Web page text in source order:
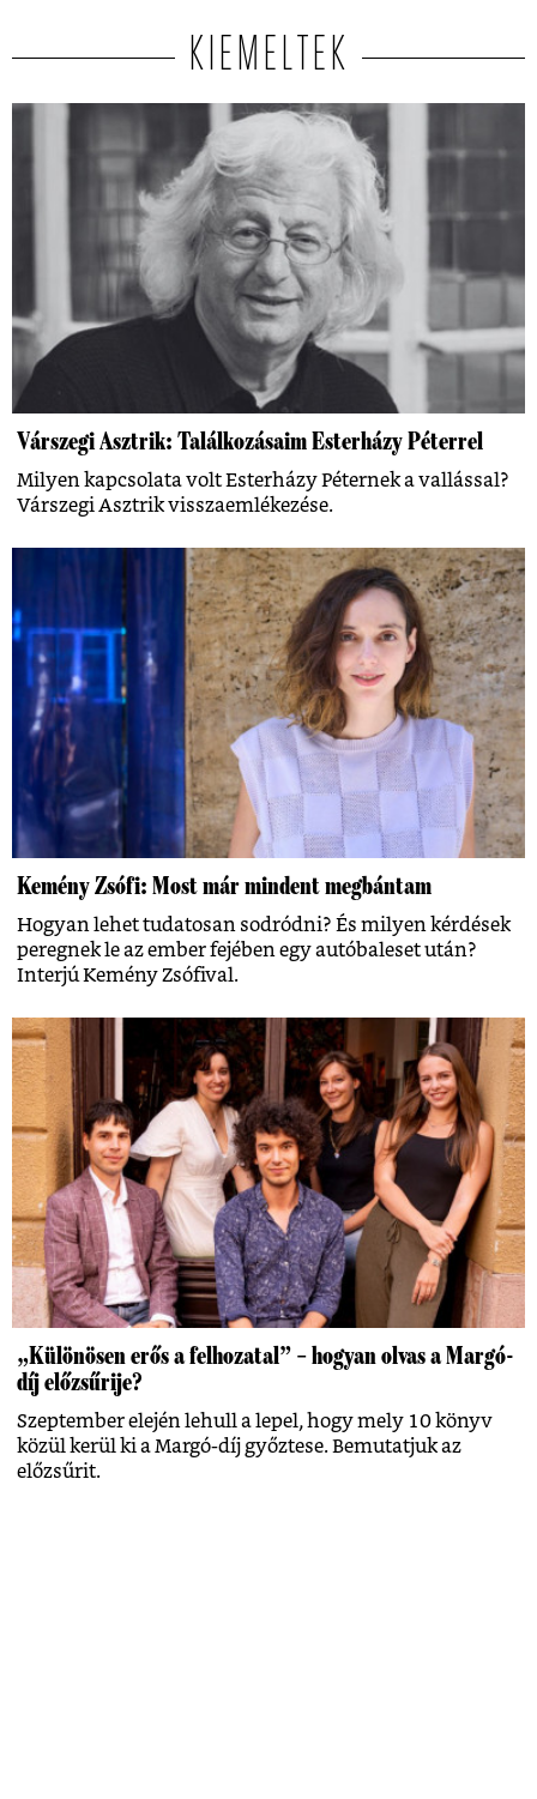
KIEMELTEK
Várszegi Asztrik: Találkozásaim Esterházy Péterrel
Milyen kapcsolata volt Esterházy Péternek a vallással?
Várszegi Asztrik visszaemlékezése.
Kemény Zsófi: Most már mindent megbántam
Hogyan lehet tudatosan sodródni? És milyen kérdések
peregnek le az ember fejében egy autóbaleset után?
Interjú Kemény Zsófival.
„Különösen erős a felhozatal” – hogyan olvas a Margó-
díj előzsűrije?
Szeptember elején lehull a lepel, hogy mely 10 könyv
közül kerül ki a Margó-díj győztese. Bemutatjuk az
előzsűrit.